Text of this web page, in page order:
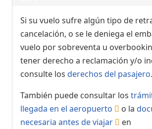
Si su vuelo sufre algún tipo de
cancelación, o se le deniega el
vuelo por sobreventa u
tener derecho a reclamación y/o
consulte los derechos del pasajero.
También puede consultar los
llegada en el aeropuerto
o la
necesaria antes de viajar
en